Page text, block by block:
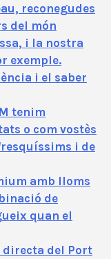
reconegudes
del món
i la nostra
exemple.
i el saber
tenim
o com vostès
i de
amb lloms
de
quan el
directa del Port